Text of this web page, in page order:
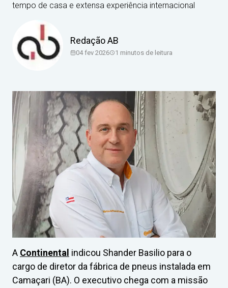
tempo de casa e extensa experiência internacional
Redação AB
04 fev 2026 1 minutos de leitura
A Continental indicou Shander Basilio para o
cargo de diretor da fábrica de pneus instalada em
Camaçari (BA). O executivo chega com a missão